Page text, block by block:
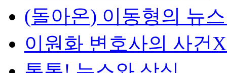
(돌아온) 이동형의 뉴
이원화 변호사의 사건